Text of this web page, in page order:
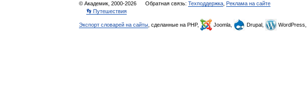
© Академик, 2000-2026 Обратная связь: Техподдержка Реклама на сайте
👣 Путешествия
Экспорт словарей на сайты , сделанные на PHP, Joomla, Drupal, WordPress,